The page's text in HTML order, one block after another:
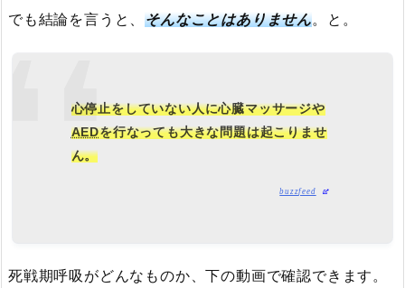
でも結論を言うと、そんなことはありません。と。
心停止をしていない人に心臓マッサージや
AEDを行なっても大きな問題は起こりませ
ん。
buzzfeed
死戦期呼吸がどんなものか、下の動画で確認できます。